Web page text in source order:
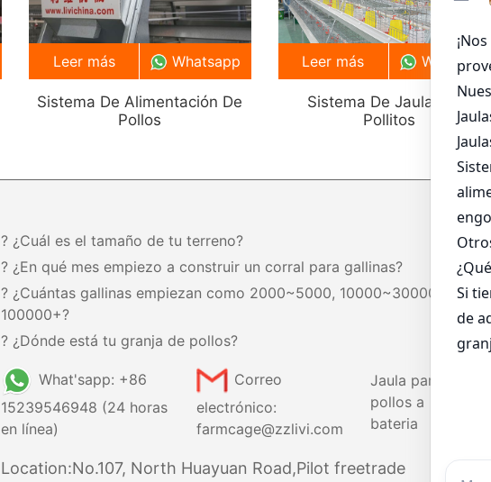
Sistema De Alimentación De
Pollos
Leer más Whatsapp
Sistema De Jaula Para
Pollitos
Leer más Whatsapp
? ¿Cuál es el tamaño de tu terreno?
? ¿En qué mes empiezo a construir un corral para gallinas?
? ¿Cuántas gallinas empiezan como 2000~5000, 10000~30000,
100000+?
? ¿Dónde está tu granja de pollos?
What'sapp: +86
15239546948 (24 horas
en línea)
Correo
electrónico:
farmcage@zzlivi.com
Jaula para
pollos a
bateria
Location:No.107, North Huayuan Road,Pilot freetrade